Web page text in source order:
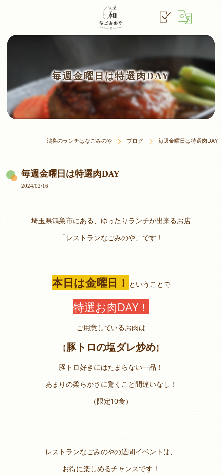
毎週金曜日は特選肉DAY
鴻巣のランチはなごみのや ブログ 毎週金曜日は特選肉DAY
毎週金曜日は特選肉DAY
2024/02/16
埼玉県鴻巣市にある、ゆったりランチが出来るお店
「レストランなごみのや」です！
本日は金曜日！ ということで
特選お肉DAY！
ご用意しているお肉は
【豚トロの塩ダレ炒め】
豚トロ好きにはたまらない一品！
あまりの柔らかさに驚くこと間違いなし！
（限定10食）
レストランなごみのやの週間イベントは、
お得に楽しめるチャンスです！